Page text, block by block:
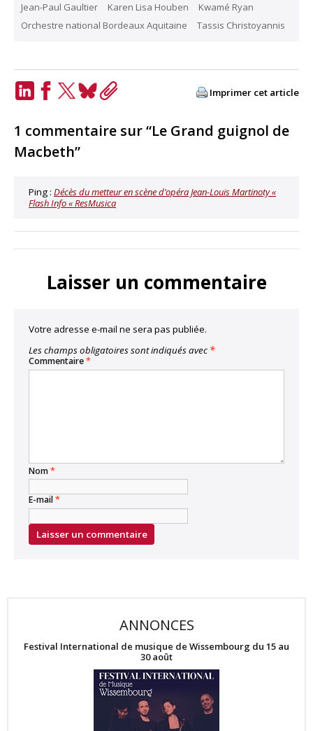
Jean-Paul Gaultier Karen Lisa Houben
Kwamé Ryan
Orchestre national Bordeaux Aquitaine
Tassis Christoyannis
Link
Imprimer cet article
1 commentaire sur “Le Grand guignol de
Macbeth”
Ping : Décès du metteur en scène d’opéra Jean-Louis Martinoty «
Flash Info « ResMusica
Laisser un commentaire
Votre adresse e-mail ne sera pas publiée.
Les champs obligatoires sont indiqués avec *
Commentaire*
Nom*
E-mail*
ANNONCES
Festival International de musique de Wissembourg du 15 au
30 août